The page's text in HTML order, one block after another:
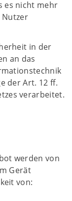
es nicht mehr
Nutzer
in der
an das
der Art. 12 ff.
verarbeitet.
werden von
Gerät
von: